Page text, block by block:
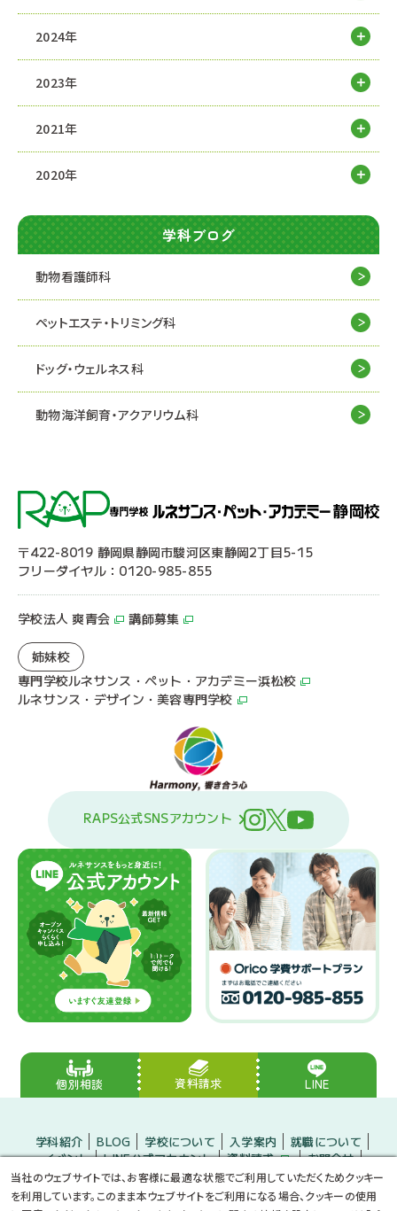
2024年
2023年
2021年
2020年
学科ブログ
動物看護師科
ペットエステ・トリミング科
ドッグ・ウェルネス科
動物海洋飼育・アクアリウム科
〒422-8019 静岡県静岡市駿河区東静岡2丁目5-15
フリーダイヤル：0120-985-855
学校法人 爽青会 講師募集
姉妹校
専門学校ルネサンス・ペット・アカデミー浜松校
ルネサンス・デザイン・美容専門学校
RAPS公式SNSアカウント
個別相談 資料請求 LINE
学科紹介 BLOG 学校について 入学案内
就職について
イベント
LINE公式アカウント 資料請求
お問合せ
入学をお考えの方
保護者の方
企業の方
小・中学生のみなさんへ
プライバシーポリシー サイトマップ
当社のウェブサイトでは、お客様に最適な状態でご利用していただくためクッキー
を利用しています。このまま本ウェブサイトをご利用になる場合、クッキーの使用